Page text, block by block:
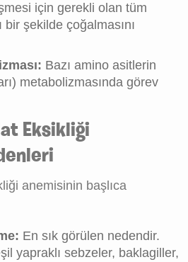
için gerekli olan tüm
bir şekilde çoğalmasını
Bazı amino asitlerin
metabolizmasında görev
Eksikliği
anemisinin başlıca
En sık görülen nedendir.
yapraklı sebzeler, baklagiller,